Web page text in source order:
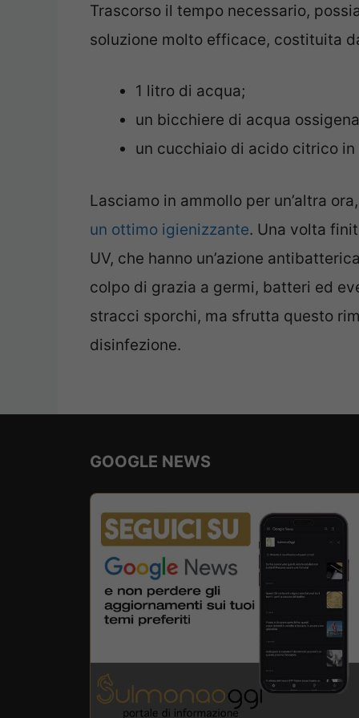
Trascorso il tempo necessario,
soluzione molto efficace, costituita
1 litro di acqua;
un bicchiere di acqua
un cucchiaio di acido citrico in
Lasciamo in ammollo per un’altra
un ottimo igienizzante. Una volta
UV, che hanno un’azione
colpo di grazia a germi, batteri ed
stracci sporchi, ma sfrutta questo
disinfezione.
GOOGLE NEWS